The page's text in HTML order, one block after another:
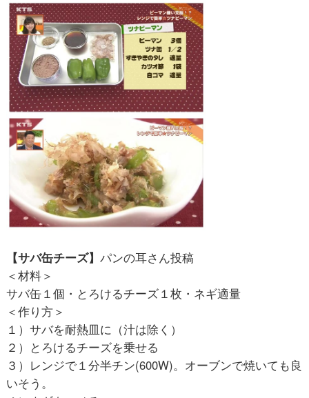
【サバ缶チーズ】 パンの耳さん投稿
＜材料＞
サバ缶１個・とろけるチーズ１枚・ネギ適量
＜作り方＞
１）サバを耐熱皿に（汁は除く）
２）とろけるチーズを乗せる
３）レンジで１分半チン(600W)。オーブンで焼いても良
いそう。